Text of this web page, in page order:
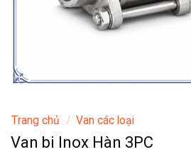
Trang chủ / Van các loại
Van bi Inox Hàn 3PC